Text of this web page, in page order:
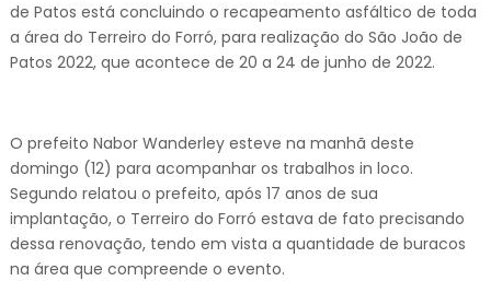
de Patos está concluindo o recapeamento asfáltico de toda
a área do Terreiro do Forró, para realização do São João de
Patos 2022, que acontece de 20 a 24 de junho de 2022.
O prefeito Nabor Wanderley esteve na manhã deste
domingo (12) para acompanhar os trabalhos in loco.
Segundo relatou o prefeito, após 17 anos de sua
implantação, o Terreiro do Forró estava de fato precisando
dessa renovação, tendo em vista a quantidade de buracos
na área que compreende o evento.